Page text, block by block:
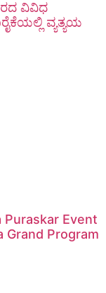
ವಿವಿಧ
ವ್ಯತ್ಯಯ
Puraskar Event
Grand Program